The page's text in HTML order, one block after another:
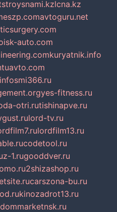
stroysnami.kzlcna.kz
avtoguru.net
auto.com
kuryatnik.info
smi366.ru
yes-fitness.ru
otri.rutishinapve.ru
lord-tv.ru
lordfilm13.ru
codetool.ru
1.rugooddver.ru
2shizashop.ru
carszona-bu.ru
kinozadrot13.ru
dommarketnsk.ru